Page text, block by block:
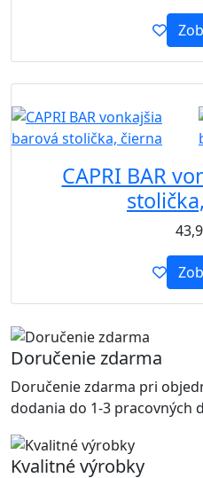
CAPRI BAR
Doručenie zdarma
Doručenie zdarma pri
dodania do 1-3 pracovných
Kvalitné výrobky